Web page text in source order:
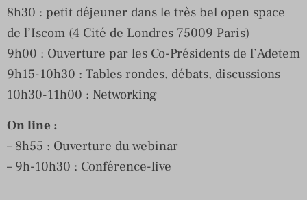
8h30 : petit déjeuner dans le très bel open space
de l’Iscom (4 Cité de Londres 75009 Paris)
9h00 : Ouverture par les Co-Présidents de l’Adetem
9h15-10h30 : Tables rondes, débats, discussions
10h30-11h00 : Networking
On line :
– 8h55 : Ouverture du webinar
– 9h-10h30 : Conférence-live